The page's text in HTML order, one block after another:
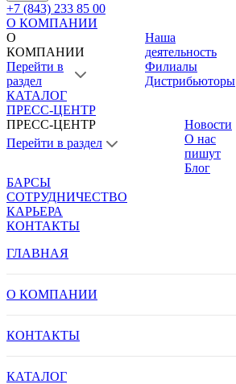
+7 (843) 233 85 00
О КОМПАНИИ
О
КОМПАНИИ
Перейти в
раздел
Наша
деятельность
Филиалы
Дистрибьюторы
КАТАЛОГ
ПРЕСС-ЦЕНТР
ПРЕСС-ЦЕНТР
Перейти в раздел
Новости
О нас
пишут
Блог
БАРСЫ
СОТРУДНИЧЕСТВО
КАРЬЕРА
КОНТАКТЫ
ГЛАВНАЯ
О КОМПАНИИ
КОНТАКТЫ
КАТАЛОГ